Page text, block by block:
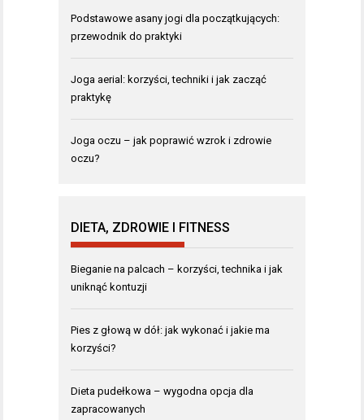
Podstawowe asany jogi dla początkujących:
przewodnik do praktyki
Joga aerial: korzyści, techniki i jak zacząć
praktykę
Joga oczu – jak poprawić wzrok i zdrowie
oczu?
DIETA, ZDROWIE I FITNESS
Bieganie na palcach – korzyści, technika i jak
uniknąć kontuzji
Pies z głową w dół: jak wykonać i jakie ma
korzyści?
Dieta pudełkowa – wygodna opcja dla
zapracowanych